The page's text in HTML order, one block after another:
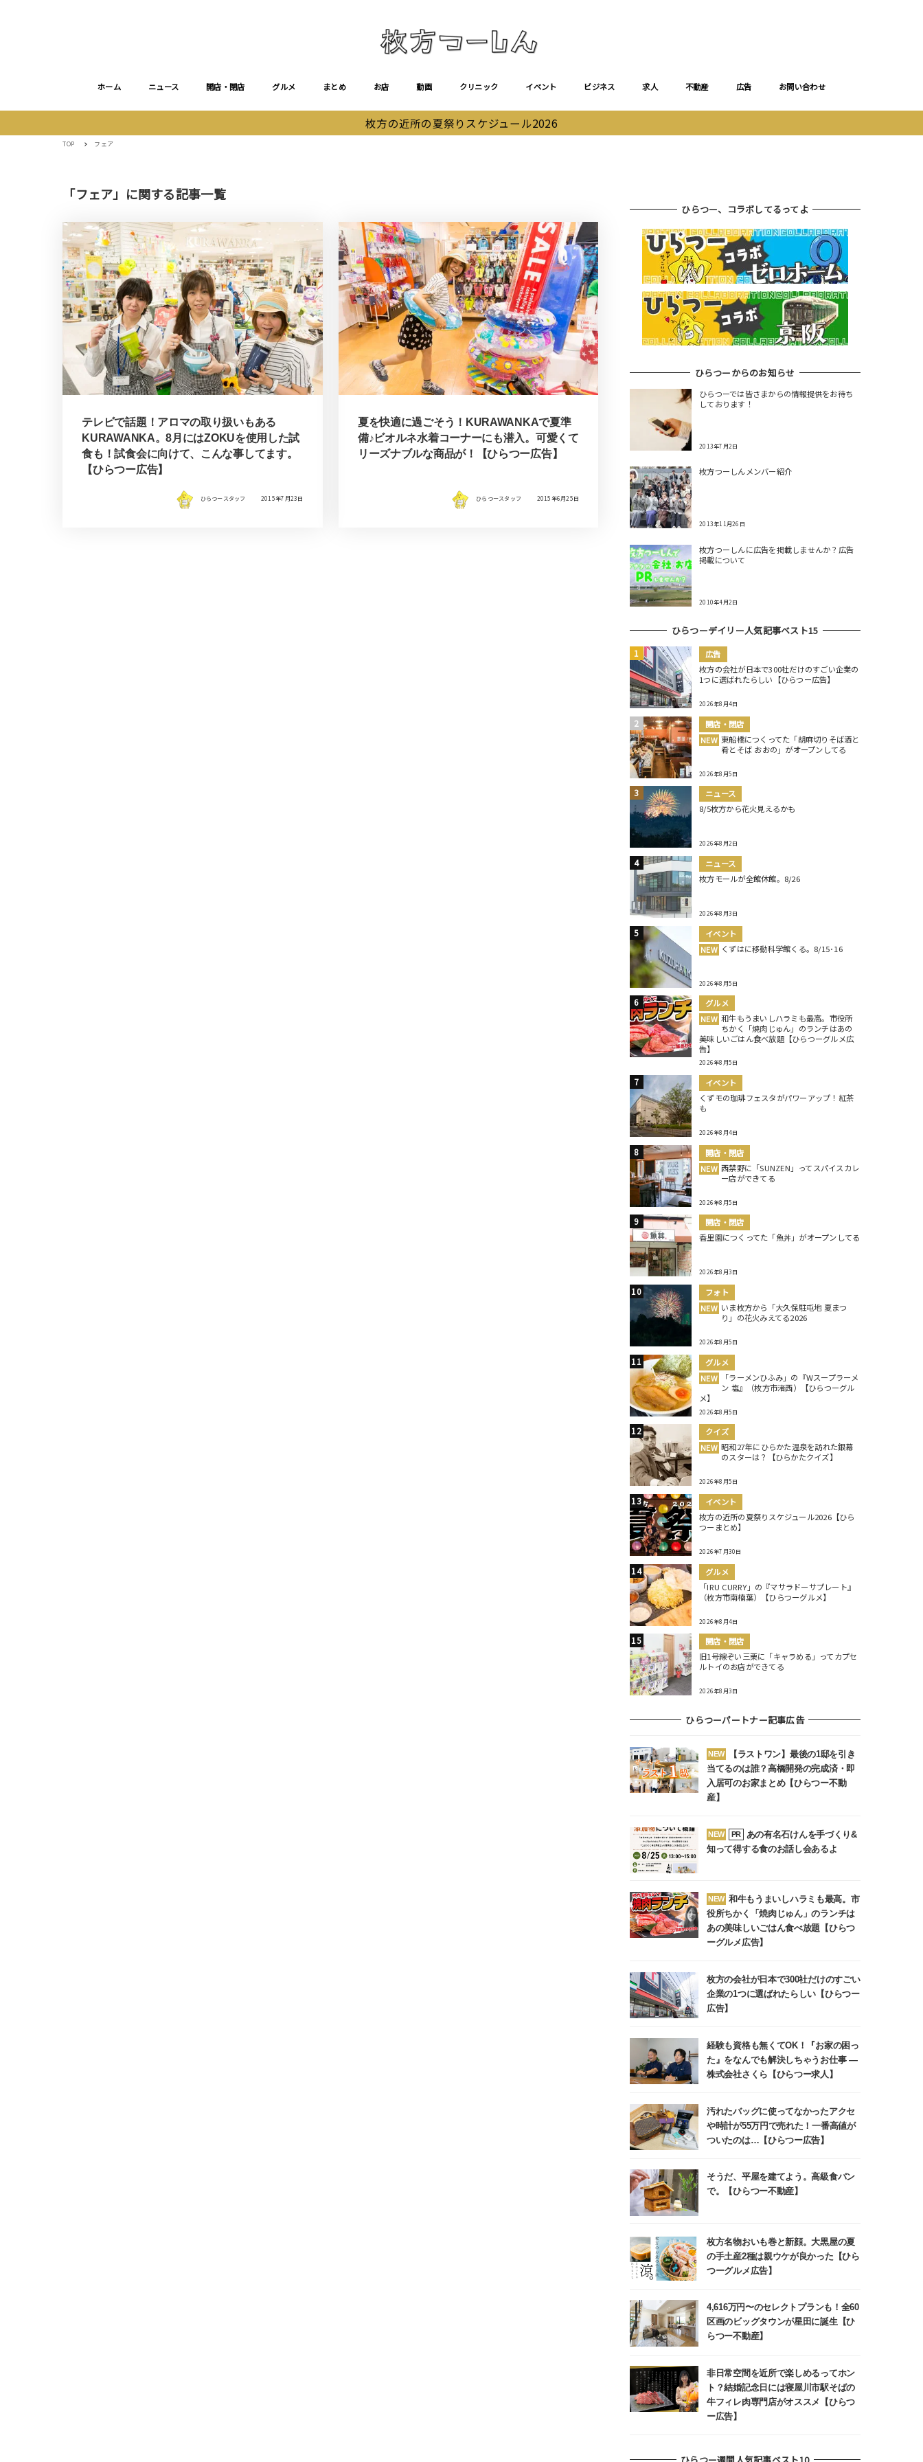
ホーム ニュース 開店・閉店 グルメ まとめ お店 動画 クリニック イベント ビジネス 求人 不動産 広告 お問い合わせ
枚方の近所の夏祭りスケジュール2026
TOP フェア
「フェア」に関する記事一覧
テレビで話題！アロマの取り扱いもある
KURAWANKA。8月にはZOKUを使用した試
食も！試食会に向けて、こんな事してます。
【ひらつー広告】
ひらつースタッフ 2015年7月23日
夏を快適に過ごそう！KURAWANKAで夏準
備♪ビオルネ水着コーナーにも潜入。可愛くて
リーズナブルな商品が！【ひらつー広告】
ひらつースタッフ 2015年6月25日
ひらつー、コラボしてるってよ
ひらつーからのお知らせ
ひらつーでは皆さまからの情報提供をお待ち
しております！
2013年7月2日
枚方つーしんメンバー紹介
2013年11月26日
枚方つーしんに広告を掲載しませんか？広告
掲載について
2010年4月2日
ひらつーデイリー人気記事ベスト15
広告
枚方の会社が日本で300社だけのすごい企業の
1つに選ばれたらしい【ひらつー広告】
2026年8月4日
開店・閉店
NEW 東船橋につくってた「胡麻切りそば酒と
肴とそば おおの」がオープンしてる
2026年8月5日
ニュース
8/5枚方から花火見えるかも
2026年8月2日
ニュース
枚方モールが全館休館。8/26
2026年8月3日
イベント
NEW くずはに移動科学館くる。8/15･16
2026年8月5日
グルメ
NEW 和牛もうまいしハラミも最高。市役所
ちかく「焼肉じゅん」のランチはあの
美味しいごはん食べ放題【ひらつーグルメ広
告】
2026年8月5日
イベント
くずモの珈琲フェスタがパワーアップ！紅茶
も
2026年8月4日
開店・閉店
NEW 西禁野に「SUNZEN」ってスパイスカレ
ー店ができてる
2026年8月5日
開店・閉店
香里園につくってた「魚丼」がオープンしてる
2026年8月3日
フォト
NEW いま枚方から「大久保駐屯地 夏まつ
り」の花火みえてる2026
2026年8月5日
グルメ
NEW
「ラーメンひふみ」の『Wスープラーメ
ン 塩』（枚方市渚西）【ひらつーグル
メ】
2026年8月5日
クイズ
NEW 昭和27年にひらかた温泉を訪れた銀幕
のスターは？【ひらかたクイズ】
2026年8月5日
イベント
枚方の近所の夏祭りスケジュール2026【ひら
つーまとめ】
2026年7月30日
グルメ
「IRU CURRY」の『マサラドーサプレート』
（枚方市南楠葉）【ひらつーグルメ】
2026年8月4日
開店・閉店
旧1号線ぞい三栗に「キャラめる」ってカプセ
ルトイのお店ができてる
2026年8月3日
ひらつーパートナー記事広告
NEW
【ラストワン】最後の1邸を引き
当てるのは誰？高橋開発の完成済・即
入居可のお家まとめ【ひらつー不動
産】
NEW PR
あの有名石けんを手づくり&
知って得する食のお話し会あるよ
NEW 和牛もうまいしハラミも最高。市
役所ちかく「焼肉じゅん」のランチは
あの美味しいごはん食べ放題【ひらつ
ーグルメ広告】
枚方の会社が日本で300社だけのすごい
企業の1つに選ばれたらしい【ひらつー
広告】
経験も資格も無くてOK！『お家の困っ
た』をなんでも解決しちゃうお仕事 ―
株式会社さくら【ひらつー求人】
汚れたバッグに使ってなかったアクセ
や時計が55万円で売れた！一番高値が
ついたのは…【ひらつー広告】
そうだ、平屋を建てよう。高級食パン
で。【ひらつー不動産】
枚方名物おいも巻と新顔。大黒屋の夏
の手土産2種は親ウケが良かった【ひら
つーグルメ広告】
4,616万円〜のセレクトプランも！全60
区画のビッグタウンが星田に誕生【ひ
らつー不動産】
非日常空間を近所で楽しめるってホン
ト？結婚記念日には寝屋川市駅そばの
牛フィレ肉専門店がオススメ【ひらつ
ー広告】